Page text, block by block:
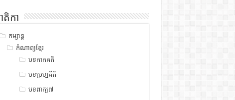
តិកា
កម្សាន្ត
កំណាព្យខ្មែរ
បទកាកគតិ
បទប្រហ្មគីតិ
បទពាក្យ៧